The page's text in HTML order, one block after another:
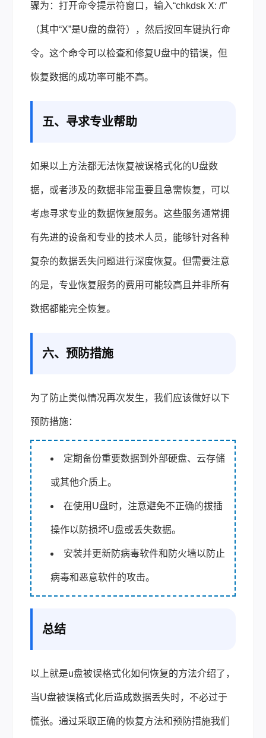
骤为：打开命令提示符窗口，输入“chkdsk X: /f”
（其中“X”是U盘的盘符），然后按回车键执行命
令。这个命令可以检查和修复U盘中的错误，但
恢复数据的成功率可能不高。
五、寻求专业帮助
如果以上方法都无法恢复被误格式化的U盘数
据，或者涉及的数据非常重要且急需恢复，可以
考虑寻求专业的数据恢复服务。这些服务通常拥
有先进的设备和专业的技术人员，能够针对各种
复杂的数据丢失问题进行深度恢复。但需要注意
的是，专业恢复服务的费用可能较高且并非所有
数据都能完全恢复。
六、预防措施
为了防止类似情况再次发生，我们应该做好以下
预防措施：
定期备份重要数据到外部硬盘、云存储
或其他介质上。
在使用U盘时，注意避免不正确的拔插
操作以防损坏U盘或丢失数据。
安装并更新防病毒软件和防火墙以防止
病毒和恶意软件的攻击。
总结
以上就是u盘被误格式化如何恢复的方法介绍了，
当U盘被误格式化后造成数据丢失时，不必过于
慌张。通过采取正确的恢复方法和预防措施我们